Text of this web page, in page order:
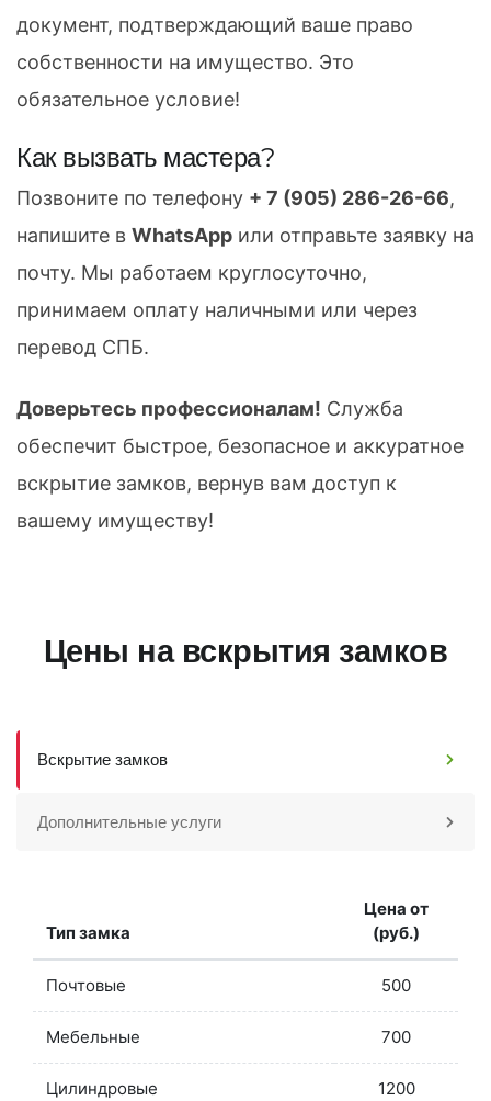
документ, подтверждающий ваше право
собственности на имущество. Это
обязательное условие!
Как вызвать мастера?
Позвоните по телефону + 7 (905) 286-26-66,
напишите в WhatsApp или отправьте заявку на
почту. Мы работаем круглосуточно,
принимаем оплату наличными или через
перевод СПБ.
Доверьтесь профессионалам! Служба
обеспечит быстрое, безопасное и аккуратное
вскрытие замков, вернув вам доступ к
вашему имуществу!
Цены на вскрытия замков
Вскрытие замков
Дополнительные услуги
Тип замка
Цена от
(руб.)
Почтовые 500
Мебельные 700
Цилиндровые 1200